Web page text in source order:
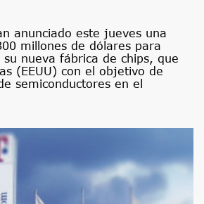
anunciado este jueves una
millones de dólares para
nueva fábrica de chips, que
(EEUU) con el objetivo de
semiconductores en el